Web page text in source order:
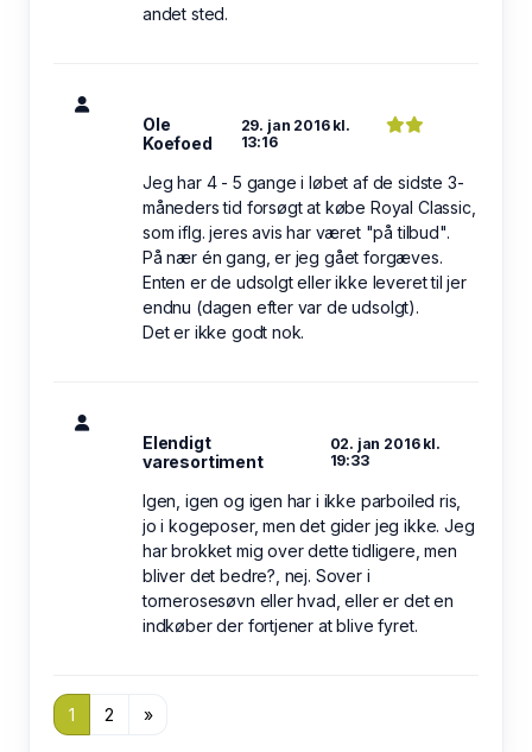
andet sted.
Ole
Koefoed
29. jan 2016 kl.
13:16
Jeg har 4 - 5 gange i løbet af de sidste 3-
måneders tid forsøgt at købe Royal Classic,
som iflg. jeres avis har været "på tilbud".
På nær én gang, er jeg gået forgæves.
Enten er de udsolgt eller ikke leveret til jer
endnu (dagen efter var de udsolgt).
Det er ikke godt nok.
Elendigt
varesortiment
02. jan 2016 kl.
19:33
Igen, igen og igen har i ikke parboiled ris,
jo i kogeposer, men det gider jeg ikke. Jeg
har brokket mig over dette tidligere, men
bliver det bedre?, nej. Sover i
tornerosesøvn eller hvad, eller er det en
indkøber der fortjener at blive fyret.
1 2 »